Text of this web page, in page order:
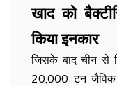
खाद को
किया इनकार
जिसके बाद चीन से
20,000 टन जैविक